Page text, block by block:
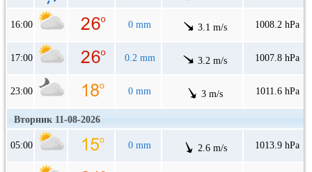
16:00 0 mm 3.1 m/s 1008.2 hPa
17:00 0.2 mm 3.2 m/s 1007.8 hPa
23:00 0 mm 3 m/s 1011.6 hPa
Вторник 11-08-2026
05:00 0 mm 2.6 m/s 1013.9 hPa